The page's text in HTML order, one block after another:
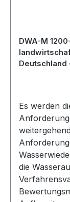
DWA-M
Deutschland
Es werden
die